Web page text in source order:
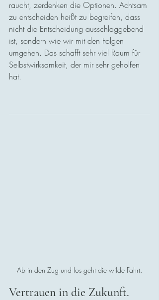
raucht, zerdenken die Optionen. Achtsam
zu entscheiden heißt zu begreifen, dass
nicht die Entscheidung ausschlaggebend
ist, sondern wie wir mit den Folgen
umgehen. Das schafft sehr viel Raum für
Selbstwirksamkeit, der mir sehr geholfen
hat.
Ab in den Zug und los geht die wilde Fahrt.
Vertrauen in die Zukunft.